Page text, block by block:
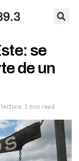
se
de un
1 min read